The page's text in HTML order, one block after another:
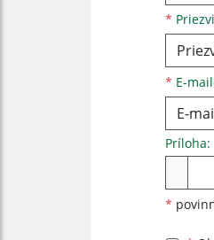
*
* E-
Príloha:
*